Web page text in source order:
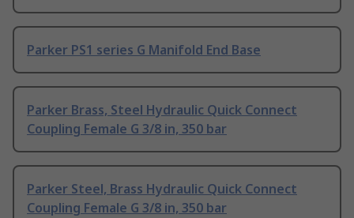
Parker PS1 series G Manifold End Base
Parker Brass, Steel Hydraulic Quick Connect
Coupling Female G 3/8 in, 350 bar
Parker Steel, Brass Hydraulic Quick Connect
Coupling Female G 3/8 in, 350 bar